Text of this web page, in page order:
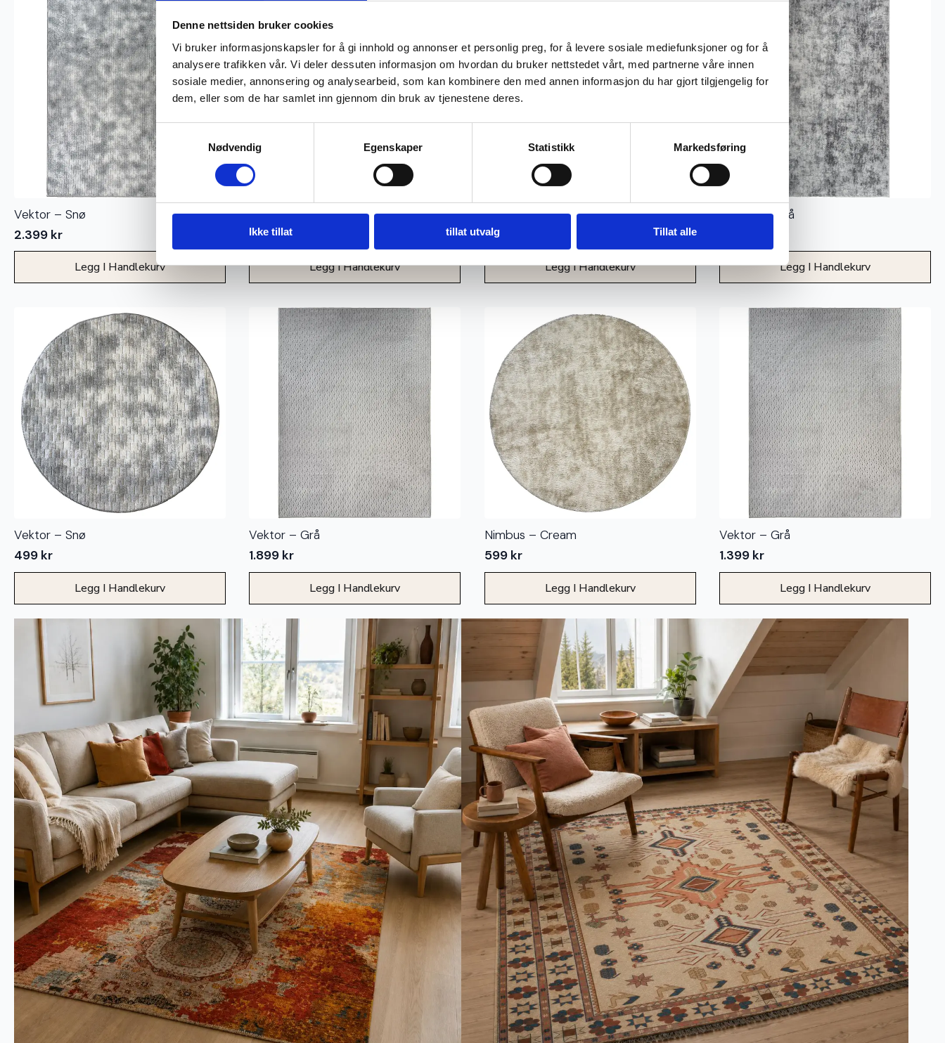
Denne nettsiden bruker cookies
Vi bruker informasjonskapsler for å gi innhold og annonser et personlig preg, for å levere sosiale mediefunksjoner og for å
analysere trafikken vår. Vi deler dessuten informasjon om hvordan du bruker nettstedet vårt, med partnerne våre innen
sosiale medier, annonsering og analysearbeid, som kan kombinere den med annen informasjon du har gjort tilgjengelig for
dem, eller som de har samlet inn gjennom din bruk av tjenestene deres.
Samtykkevalg
Nødvendig
Egenskaper Statistikk Markedsføring
Ikke tillat tillat utvalg Tillat alle
Vektor – Snø
2.399 kr
Legg I Handlekurv
Vektor – Snø
1.899kr
Legg I Handlekurv
Nimbus – Grå
2.699
Legg I Handlekurv
Nimbus – Grå
Legg I Handlekurv
Vektor – Snø
499 kr
Legg I Handlekurv
Vektor – Grå
1.899 kr
Legg I Handlekurv
Nimbus – Cream
599 kr
Legg I Handlekurv
Vektor – Grå
1.399 kr
Legg I Handlekurv